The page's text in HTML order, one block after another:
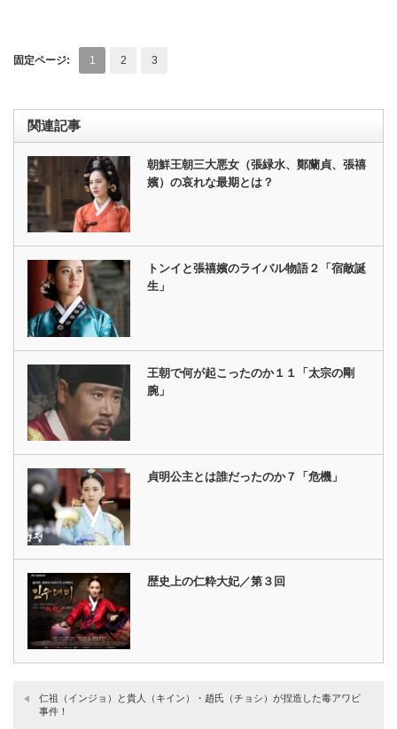
固定ページ: 1 2 3
関連記事
朝鮮王朝三大悪女（張緑水、鄭蘭貞、張禧
嬪）の哀れな最期とは？
トンイと張禧嬪のライバル物語２「宿敵誕
生」
王朝で何が起こったのか１１「太宗の剛
腕」
貞明公主とは誰だったのか７「危機」
歴史上の仁粋大妃／第３回
仁祖（インジョ）と貴人（キイン）・趙氏（チョシ）が捏造した毒アワビ
事件！